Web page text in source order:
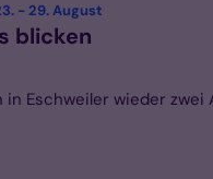
- 29. August
blicken
Eschweiler wieder